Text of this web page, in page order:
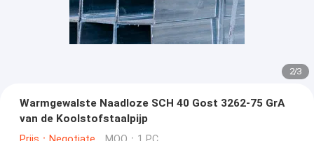
2/3
Warmgewalste Naadloze SCH 40 Gost 3262-75 GrA
van de Koolstofstaalpijp